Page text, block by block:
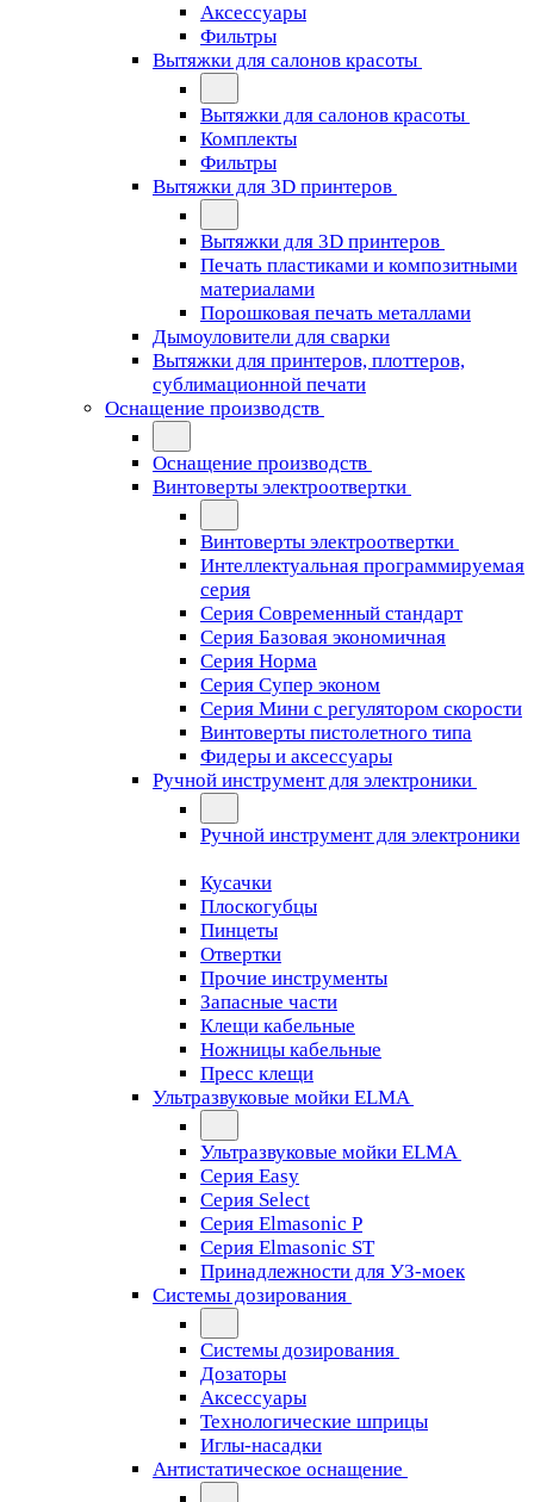
Аксессуары
Фильтры
Вытяжки для салонов красоты
Вытяжки для салонов красоты
Комплекты
Фильтры
Вытяжки для 3D принтеров
Вытяжки для 3D принтеров
Печать пластиками и композитными
материалами
Порошковая печать металлами
Дымоуловители для сварки
Вытяжки для принтеров, плоттеров,
сублимационной печати
Оснащение производств
Оснащение производств
Винтоверты электроотвертки
Винтоверты электроотвертки
Интеллектуальная программируемая
серия
Серия Современный стандарт
Серия Базовая экономичная
Серия Норма
Серия Cупер эконом
Серия Мини с регулятором скорости
Винтоверты пистолетного типа
Фидеры и аксессуары
Ручной инструмент для электроники
Ручной инструмент для электроники
Кусачки
Плоскогубцы
Пинцеты
Отвертки
Прочие инструменты
Запасные части
Клещи кабельные
Ножницы кабельные
Пресс клещи
Ультразвуковые мойки ELMA
Ультразвуковые мойки ELMA
Серия Easy
Серия Select
Серия Elmasonic P
Серия Elmasonic ST
Принадлежности для УЗ-моек
Системы дозирования
Системы дозирования
Дозаторы
Аксессуары
Технологические шприцы
Иглы-насадки
Антистатическое оснащение